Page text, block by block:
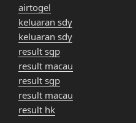
airtogel
keluaran sdy
keluaran sdy
result sgp
result macau
result sgp
result macau
result hk